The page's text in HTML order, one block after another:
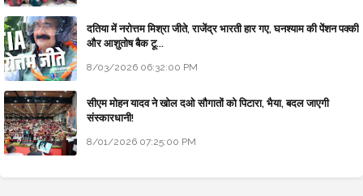
दतिया में नरोत्तम मिश्रा जीते, राजेंद्र भारती हार गए, घनश्याम की पेंशन पक्की
और आशुतोष बैक टू...
8/03/2026 06:32:00 PM
सीएम मोहन यादव ने खोल दओ सौगातों को पिटारा, भैया, बदल जाएगी
संस्कारधानी!
8/01/2026 07:25:00 PM